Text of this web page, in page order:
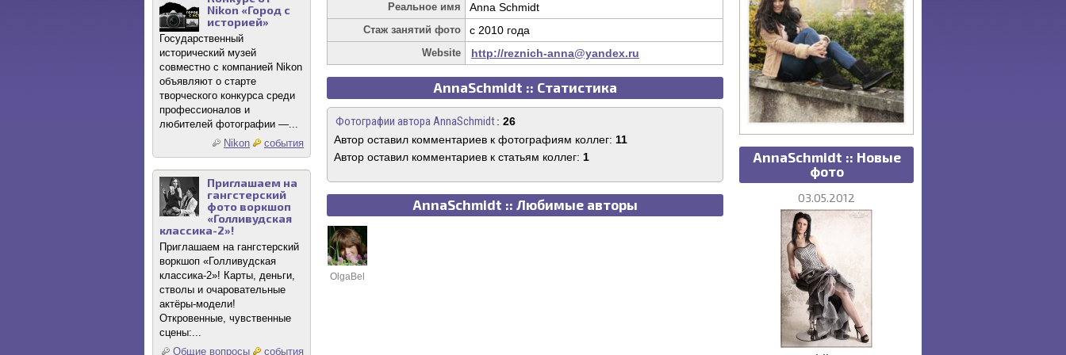
Nikon «Город с
историей»
Государственный
исторический музей
совместно с компанией Nikon
объявляют о старте
творческого конкурса среди
профессионалов и
любителей фотографии —...
Nikon
события
Приглашаем на
гангстерский
фото воркшоп
«Голливудская
классика-2»!
Приглашаем на гангстерский
воркшоп «Голливудская
классика-2»! Карты, деньги,
стволы и очаровательные
актёры-модели!
Откровенные, чувственные
сцены:...
Общие вопросы
события
Реальное имя Anna Schmidt
Стаж занятий фото c 2010 года
Website http://reznich-anna@yandex.ru
AnnaSchmidt :: Статистика
Фотографии автора AnnaSchmidt: 26
Автор оставил комментариев к фотографиям коллег: 11
Автор оставил комментариев к статьям коллег: 1
AnnaSchmidt :: Любимые авторы
OlgaBel
AnnaSchmidt :: Новые
фото
03.05.2012